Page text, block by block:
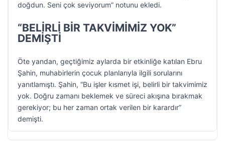
doğdun. Seni çok seviyorum” notunu ekledi.
“BELİRLİ BİR TAKVİMİMİZ YOK”
DEMİŞTİ
Öte yandan, geçtiğimiz aylarda bir etkinliğe katılan Ebru
Şahin, muhabirlerin çocuk planlarıyla ilgili sorularını
yanıtlamıştı. Şahin, “Bu işler kısmet işi, belirli bir takvimimiz
yok. Doğru zamanı beklemek ve süreci akışına bırakmak
gerekiyor; bu her zaman ortak verilen bir karardır”
demişti.